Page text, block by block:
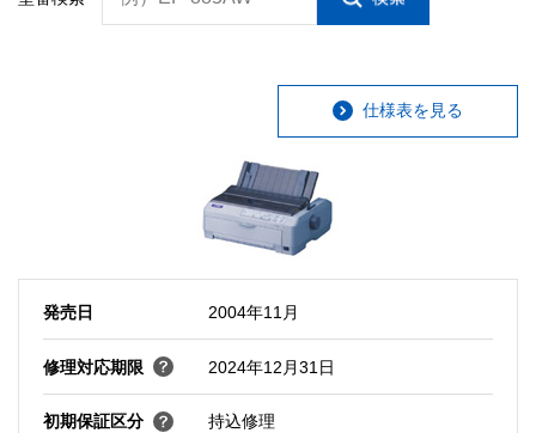
仕様表を見る
発売日 2004年11月
修理対応期限 2024年12月31日
初期保証区分 持込修理